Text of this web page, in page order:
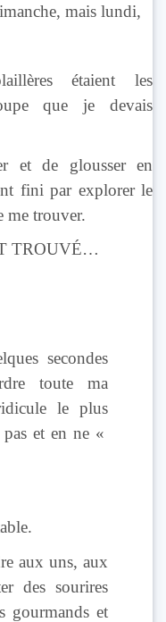
mais lundi,
étaient les
que je devais
et de glousser en
fini par explorer le
me trouver.
TROUVÉ…
secondes
toute ma
le plus
et en ne «
aux uns, aux
des sourires
gourmands et